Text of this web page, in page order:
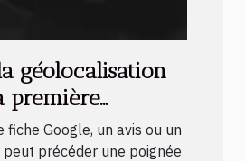
géolocalisation
première
en ligne
fiche Google, un avis ou un
précéder une poignée